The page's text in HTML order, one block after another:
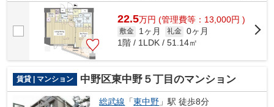
分の物件です。晴れの日は気持ち良い陽...
22.5万円 (管理費等：13,000円 )
敷金 1ヶ月 礼金 0ヶ月
1階 / 1LDK / 51.14㎡
賃貸 | マンション 中野区東中野５丁目のマンション
総武線 「東中野 」駅 徒歩8分